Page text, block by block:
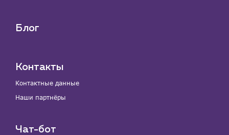
Блог
Контакты
Контактные данные
Наши партнёры
Чат-бот